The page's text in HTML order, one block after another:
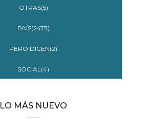
OTRAS(5)
PAÍS(2473)
PERO DICEN(2)
SOCIAL(4)
LO MÁS NUEVO